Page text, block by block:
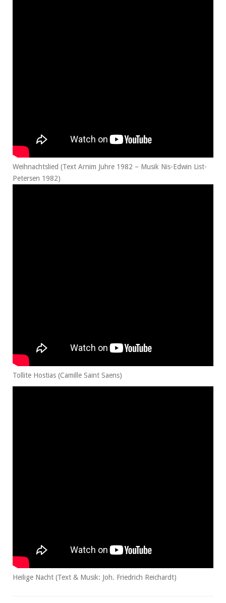
Weihnachtslied (Text Arnim Juhre 1982 – Musik Nis-Edwin List-
Petersen 1982)
Tollite Hostias (Camille Saint Saens)
Heilige Nacht (Text & Musik: Joh. Friedrich Reichardt)